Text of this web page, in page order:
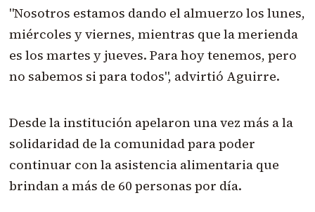
"Nosotros estamos dando el almuerzo los lunes,
miércoles y viernes, mientras que la merienda
es los martes y jueves. Para hoy tenemos, pero
no sabemos si para todos", advirtió Aguirre.
Desde la institución apelaron una vez más a la
solidaridad de la comunidad para poder
continuar con la asistencia alimentaria que
brindan a más de 60 personas por día.